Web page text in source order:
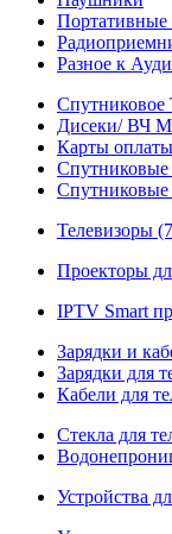
Портативные
Разное к
Спутниковое
Дисеки/ ВЧ
Карты
Телевизоры
Проекторы
IPTV Smart
Зарядки и
Зарядки для
Кабели для
Стекла для
Устройства